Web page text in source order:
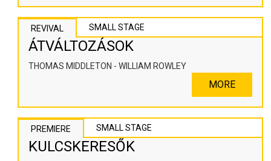
REVIVAL SMALL STAGE
ÁTVÁLTOZÁSOK
THOMAS MIDDLETON - WILLIAM ROWLEY
MORE
PREMIERE SMALL STAGE
KULCSKERESŐK